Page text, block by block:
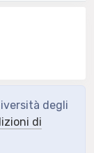
degli
di